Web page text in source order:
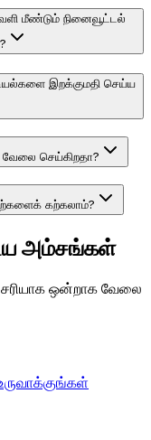
மீண்டும் நினைவூட்டல்
இறக்குமதி செய்ய
செய்கிறதா?
கற்கலாம்?
அம்சங்கள்
ஒன்றாக வேலை